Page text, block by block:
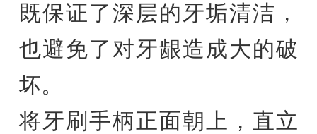
既保证了深层的牙垢清洁，
也避免了对牙龈造成大的破
坏。
将牙刷手柄正面朝上，直立